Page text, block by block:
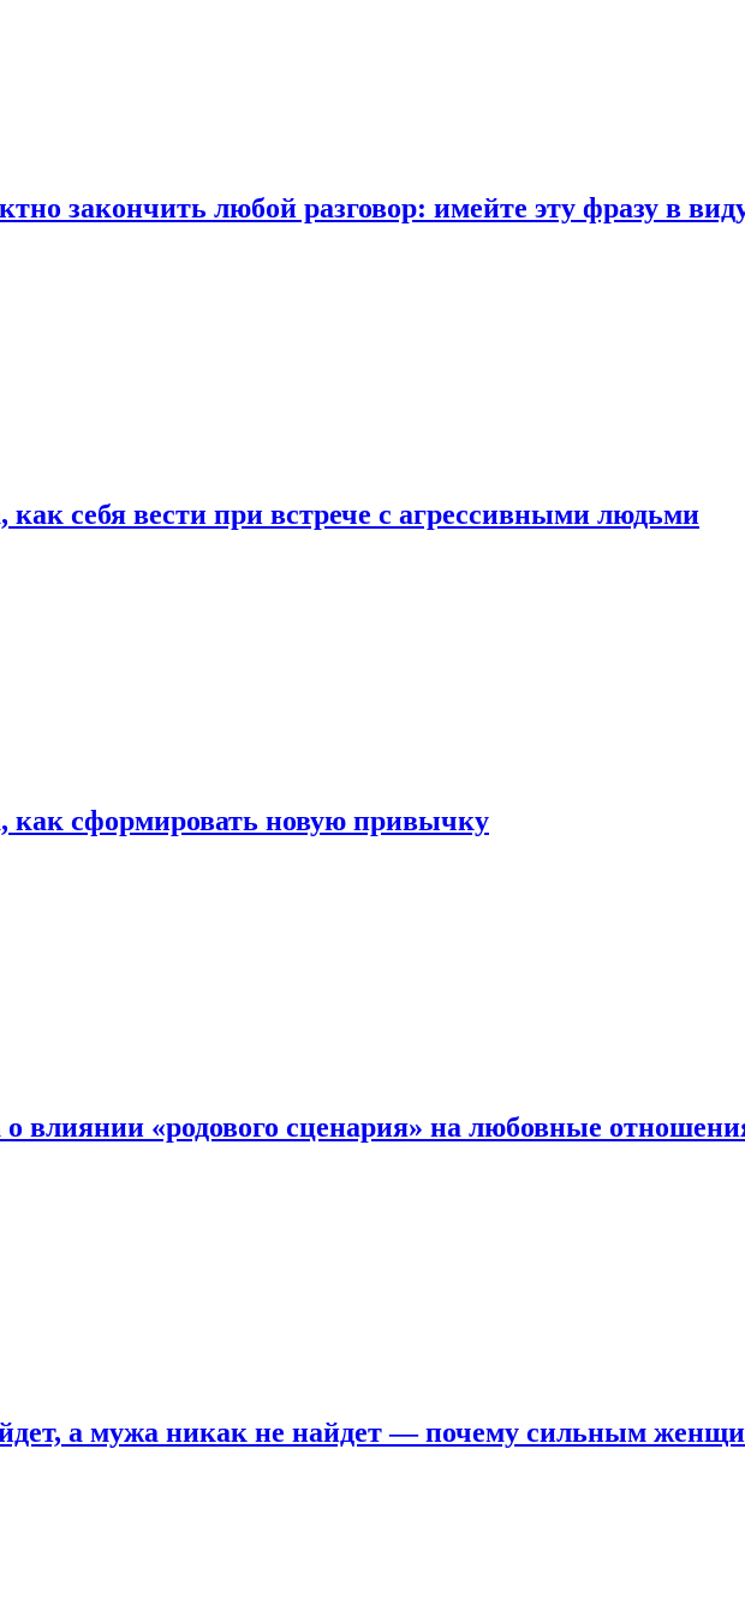
закончить любой разговор: имейте эту фразу в
как себя вести при встрече с агрессивными людьми
как сформировать новую привычку
о влиянии «родового сценария» на любовные
а мужа никак не найдет — почему сильным